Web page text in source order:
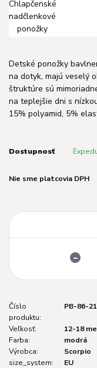
Detské ponožky
na dotyk, majú veselý
štruktúre sú
na teplejšie dni s
15% polyamid, 5%
Dostupnosť
Nie sme platcovia DPH
Číslo
produktu:
PB-86-
Veľkosť:
12-18
Farba:
modrá
Výrobca:
Scorpio
size_system:
EU